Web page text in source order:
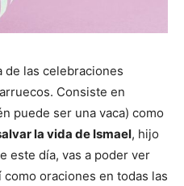
de las celebraciones
Consiste en
puede ser una vaca) como
la vida de Ismael, hijo
este día, vas a poder ver
oraciones en todas las